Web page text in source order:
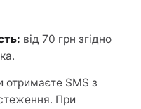
від 70 грн згідно
отримаєте SMS з
При